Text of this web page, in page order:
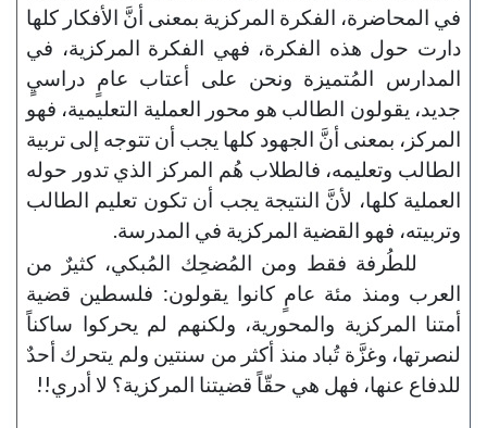
في المحاضرة، الفكرة المركزية بمعنى أنَّ الأفكار كلها
دارت حول هذه الفكرة، فهي الفكرة المركزية، في
المدارس المُتميزة ونحن على أعتاب عامٍ دراسيٍ
جديد، يقولون الطالب هو محور العملية التعليمية، فهو
المركز، بمعنى أنَّ الجهود كلها يجب أن تتوجه إلى تربية
الطالب وتعليمه، فالطلاب هُم المركز الذي تدور حوله
العملية كلها، لأنَّ النتيجة يجب أن تكون تعليم الطالب
وتربيته، فهو القضية المركزية في المدرسة.
للطُرفة فقط ومن المُضحِك المُبكي، كثيرٌ من
العرب ومنذ مئة عامٍ كانوا يقولون: فلسطين قضية
أمتنا المركزية والمحورية، ولكنهم لم يحركوا ساكناً
لنصرتها، وغزَّة تُباد منذ أكثر من سنتين ولم يتحرك أحدٌ
للدفاع عنها، فهل هي حقّاً قضيتنا المركزية؟ لا أدري!!